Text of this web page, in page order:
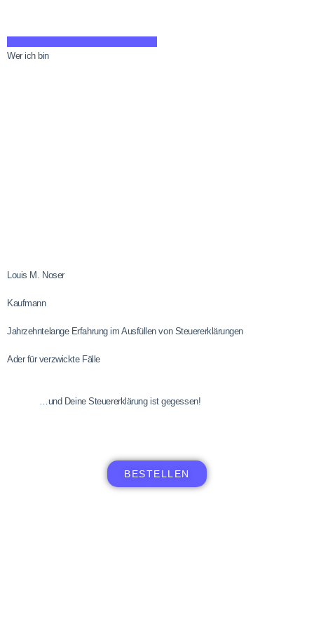
Wer ich bin
Louis M. Noser
Kaufmann
Jahrzehntelange Erfahrung im Ausfüllen von Steuererklärungen
Ader für verzwickte Fälle
…und Deine Steuererklärung ist gegessen!
BESTELLEN